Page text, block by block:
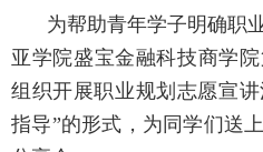
为帮助青年学子明确职
亚学院盛宝金融科技商学
组织开展职业规划志愿宣
指导”的形式，为同学们送